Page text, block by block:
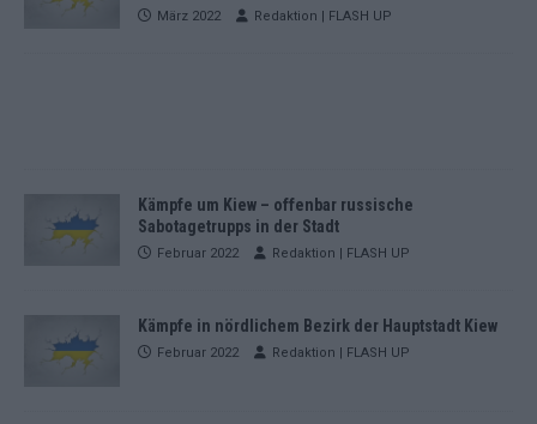
März 2022 Redaktion | FLASH UP
Kämpfe um Kiew – offenbar russische
Sabotagetrupps in der Stadt
Februar 2022 Redaktion | FLASH UP
Kämpfe in nördlichem Bezirk der Hauptstadt Kiew
Februar 2022 Redaktion | FLASH UP